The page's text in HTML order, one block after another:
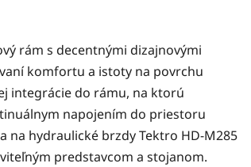
rám s decentnými dizajnovými
komfortu a istoty na povrchu
integrácie do rámu, na ktorú
napojením do priestoru
na hydraulické brzdy Tektro HD-M285
predstavcom a stojanom.